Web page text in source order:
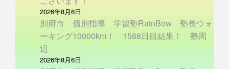
2026年8月6日
別府市 個別指導 学習塾RainBow 塾長ウォ
ーキング10000km！ 1568日目結果！ 塾周
辺
2026年8月6日